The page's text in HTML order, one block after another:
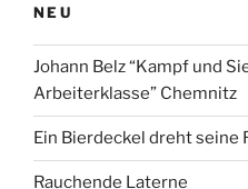
Natur
und
treu
den
Menschen,
du
NEU
Johann Belz “Kampf und
Arbeiterklasse” Chemnitz
Ein Bierdeckel dreht seine
Rauchende Laterne